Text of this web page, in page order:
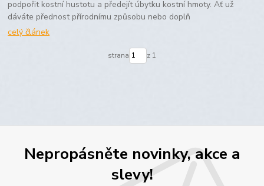
podpořit kostní hustotu a předejít úbytku kostní hmoty. Ať už
dáváte přednost přírodnímu způsobu nebo doplň
celý článek
strana z 1
Nepropásněte novinky, akce a
slevy!